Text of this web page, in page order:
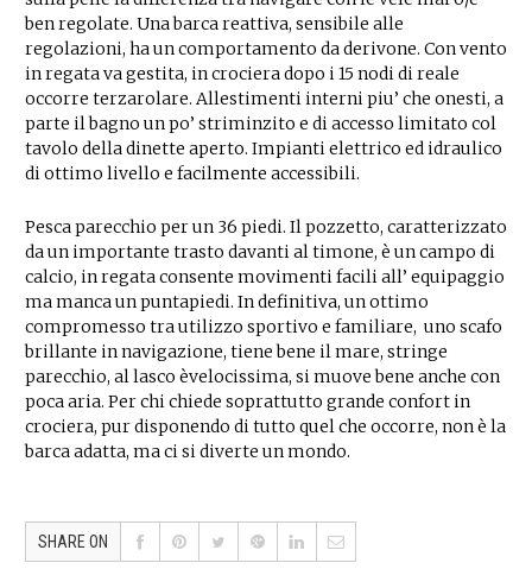
ben regolate. Una barca reattiva, sensibile alle
regolazioni, ha un comportamento da derivone. Con vento
in regata va gestita, in crociera dopo i 15 nodi di reale
occorre terzarolare. Allestimenti interni piu’ che onesti, a
parte il bagno un po’ striminzito e di accesso limitato col
tavolo della dinette aperto. Impianti elettrico ed idraulico
di ottimo livello e facilmente accessibili.
Pesca parecchio per un 36 piedi. Il pozzetto, caratterizzato
da un importante trasto davanti al timone, è un campo di
calcio, in regata consente movimenti facili all’ equipaggio
ma manca un puntapiedi. In definitiva, un ottimo
compromesso tra utilizzo sportivo e familiare, uno scafo
brillante in navigazione, tiene bene il mare, stringe
parecchio, al lasco èvelocissima, si muove bene anche con
poca aria. Per chi chiede soprattutto grande confort in
crociera, pur disponendo di tutto quel che occorre, non è la
barca adatta, ma ci si diverte un mondo.
SHARE ON